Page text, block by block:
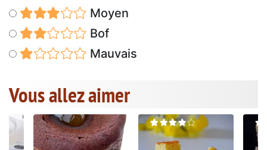
Moyen
Bof
Mauvais
Vous allez aimer